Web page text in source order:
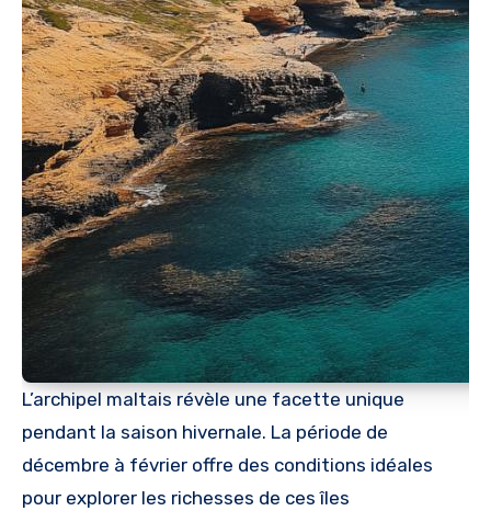
L’archipel maltais révèle une facette unique
pendant la saison hivernale. La période de
décembre à février offre des conditions idéales
pour explorer les richesses de ces îles